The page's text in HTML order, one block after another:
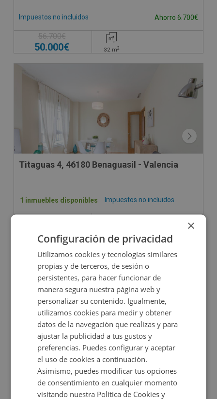
Impuestos no incluidos Ahorro 6.700€
56.700€
50.000€ 32 m2
Titaguas 4, 46180 Benaguasil - Valencia
Impuestos no incluidos
1 inmuebles disponibles
Trastero en venta en CALLE DOLROSA, 13
Impuestos no incluidos
×
Configuración de privacidad
Utilizamos cookies y tecnologías similares
propias y de terceros, de sesión o
persistentes, para hacer funcionar de
manera segura nuestra página web y
personalizar su contenido. Igualmente,
utilizamos cookies para medir y obtener
datos de la navegación que realizas y para
ajustar la publicidad a tus gustos y
preferencias. Puedes configurar y aceptar
el uso de cookies a continuación.
Asimismo, puedes modificar tus opciones
de consentimiento en cualquier momento
visitando nuestra Política de Cookies y